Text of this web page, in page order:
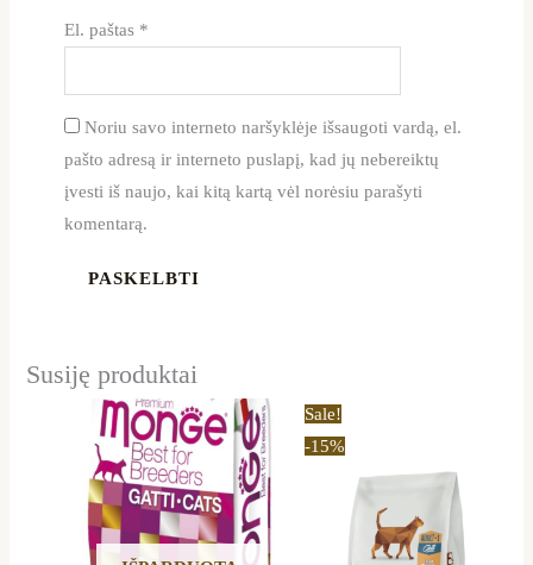
El. paštas *
Noriu savo interneto naršyklėje išsaugoti vardą, el.
pašto adresą ir interneto puslapį, kad jų nebereiktų
įvesti iš naujo, kai kitą kartą vėl norėsiu parašyti
komentarą.
Susiję produktai
Sale!
-15%
32,29 €
has
multiple
variants.